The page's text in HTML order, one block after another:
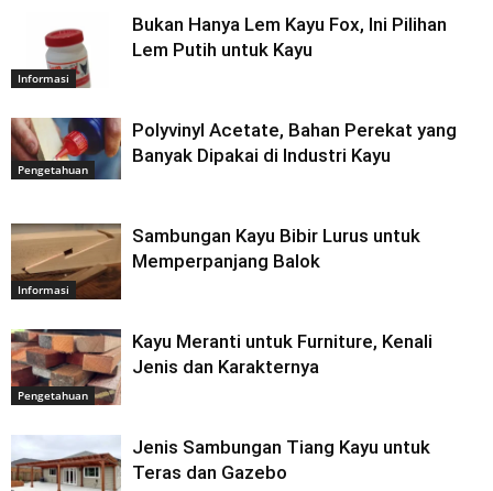
Informasi
Bukan Hanya Lem Kayu Fox, Ini Pilihan
Lem Putih untuk Kayu
Pengetahuan
Polyvinyl Acetate, Bahan Perekat yang
Banyak Dipakai di Industri Kayu
Informasi
Sambungan Kayu Bibir Lurus untuk
Memperpanjang Balok
Pengetahuan
Kayu Meranti untuk Furniture, Kenali
Jenis dan Karakternya
Jenis Sambungan Tiang Kayu untuk
Teras dan Gazebo